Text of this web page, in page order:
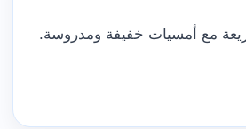
مع أمسيات خفيفة ومدروسة.